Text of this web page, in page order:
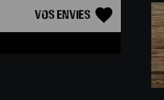
Vos Envies